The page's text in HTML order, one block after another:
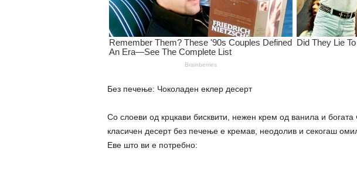
Без печење: Чоколаден еклер десерт
Со слоеви од крцкави бисквити, нежен крем од ванила и богата
класичен десерт без печење е кремав, неодолив и секогаш
Еве што ви е потребно: